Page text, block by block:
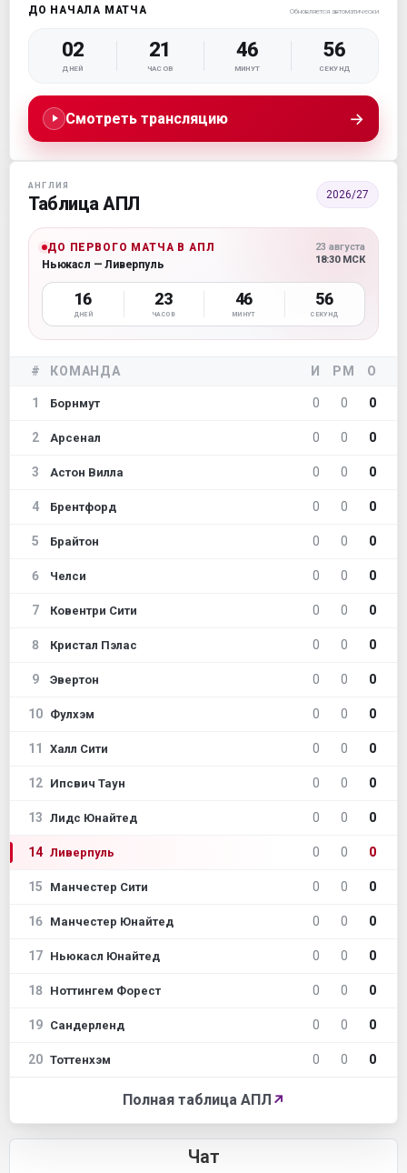
ДО НАЧАЛА МАТЧА Обновляется автоматически
02
ДНЕЙ
21
ЧАСОВ
46
МИНУТ
54
СЕКУНД
Смотреть трансляцию →
АНГЛИЯ
Таблица АПЛ 2026/27
ДО ПЕРВОГО МАТЧА В АПЛ
Ньюкасл — Ливерпуль
23 августа
18:30 МСК
16
ДНЕЙ
23
ЧАСОВ
46
МИНУТ
54
СЕКУНД
# КОМАНДА И РМ О
1 Борнмут 0 0 0
2 Арсенал 0 0 0
3 Астон Вилла 0 0 0
4 Брентфорд 0 0 0
5 Брайтон 0 0 0
6 Челси 0 0 0
7 Ковентри Сити 0 0 0
8 Кристал Пэлас 0 0 0
9 Эвертон 0 0 0
10 Фулхэм 0 0 0
11 Халл Сити 0 0 0
12 Ипсвич Таун 0 0 0
13 Лидс Юнайтед 0 0 0
14 Ливерпуль 0 0 0
15 Манчестер Сити 0 0 0
16 Манчестер Юнайтед 0 0 0
17 Ньюкасл Юнайтед 0 0 0
18 Ноттингем Форест 0 0 0
19 Сандерленд 0 0 0
20 Тоттенхэм 0 0 0
Полная таблица АПЛ ↗
Чат